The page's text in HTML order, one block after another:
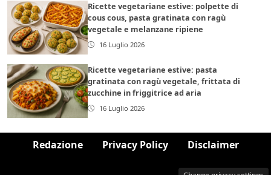
Ricette vegetariane estive: polpette di
cous cous, pasta gratinata con ragù
vegetale e melanzane ripiene
16 Luglio 2026
Ricette vegetariane estive: pasta
gratinata con ragù vegetale, frittata di
zucchine in friggitrice ad aria
16 Luglio 2026
Redazione Privacy Policy Disclaimer